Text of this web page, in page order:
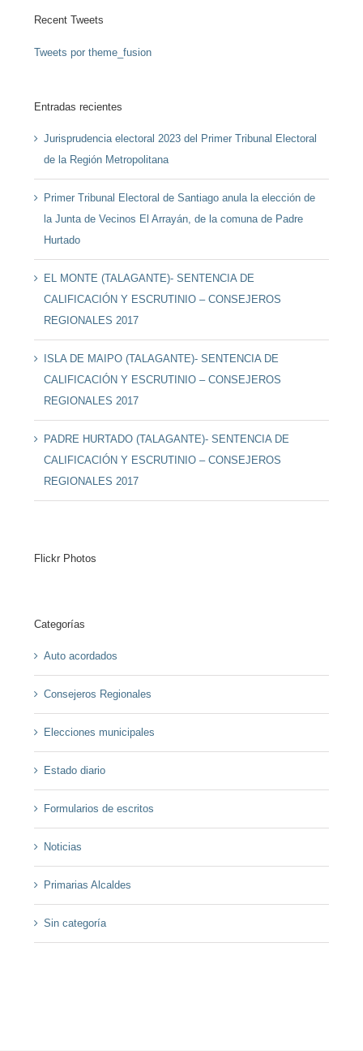
Recent Tweets
Tweets por theme_fusion
Entradas recientes
Jurisprudencia electoral 2023 del Primer Tribunal Electoral
de la Región Metropolitana
Primer Tribunal Electoral de Santiago anula la elección de
la Junta de Vecinos El Arrayán, de la comuna de Padre
Hurtado
EL MONTE (TALAGANTE)- SENTENCIA DE
CALIFICACIÓN Y ESCRUTINIO – CONSEJEROS
REGIONALES 2017
ISLA DE MAIPO (TALAGANTE)- SENTENCIA DE
CALIFICACIÓN Y ESCRUTINIO – CONSEJEROS
REGIONALES 2017
PADRE HURTADO (TALAGANTE)- SENTENCIA DE
CALIFICACIÓN Y ESCRUTINIO – CONSEJEROS
REGIONALES 2017
Flickr Photos
Categorías
Auto acordados
Consejeros Regionales
Elecciones municipales
Estado diario
Formularios de escritos
Noticias
Primarias Alcaldes
Sin categoría